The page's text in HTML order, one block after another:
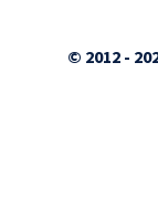
© 2012 -